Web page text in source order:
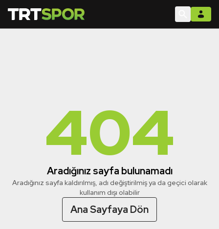
404
Aradığınız sayfa bulunamadı
Aradığınız sayfa kaldırılmış, adı değiştirilmiş ya da geçici olarak
kullanım dışı olabilir
Ana Sayfaya Dön